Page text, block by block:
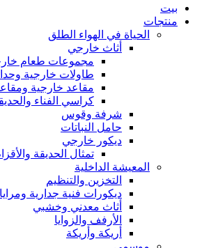
بيت
منتجات
الحياة في الهواء الطلق
أثاث خارجي
مجموعات طعام
طاولات خارجية
مقاعد خارجية
كراسي الفناء
شرفة وقوس
حامل النباتات
ديكور خارجي
تمثال الحديقة
المعيشة الداخلية
التخزين والتنظيم
ديكورات فنية جدارية ومرايا
أثاث معدني وخشبي
الأرفف والزوايا
أريكة وأريكة